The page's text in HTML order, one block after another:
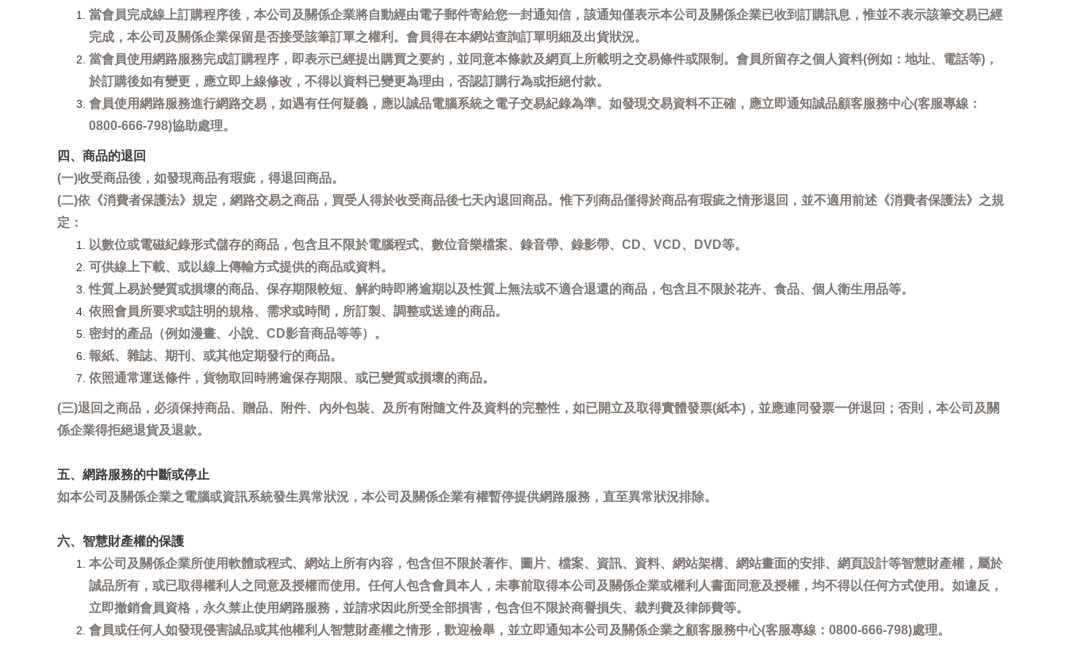
當會員完成線上訂購程序後，本公司及關係企業將自動經由電子郵件寄給您一封通知信，該通知僅表示本公司及關係企業已收到訂購訊息，惟並不表示該筆交易已經
完成，本公司及關係企業保留是否接受該筆訂單之權利。會員得在本網站查詢訂單明細及出貨狀況。
當會員使用網路服務完成訂購程序，即表示已經提出購買之要約，並同意本條款及網頁上所載明之交易條件或限制。會員所留存之個人資料(例如：地址、電話等)，
於訂購後如有變更，應立即上線修改，不得以資料已變更為理由，否認訂購行為或拒絕付款。
會員使用網路服務進行網路交易，如遇有任何疑義，應以誠品電腦系統之電子交易紀錄為準。如發現交易資料不正確，應立即通知誠品顧客服務中心(客服專線：
0800-666-798)協助處理。
四、商品的退回
(一)收受商品後，如發現商品有瑕疵，得退回商品。
(二)依《消費者保護法》規定，網路交易之商品，買受人得於收受商品後七天內退回商品。惟下列商品僅得於商品有瑕疵之情形退回，並不適用前述《消費者保護法》之規
定：
以數位或電磁紀錄形式儲存的商品，包含且不限於電腦程式、數位音樂檔案、錄音帶、錄影帶、CD、VCD、DVD等。
可供線上下載、或以線上傳輸方式提供的商品或資料。
性質上易於變質或損壞的商品、保存期限較短、解約時即將逾期以及性質上無法或不適合退還的商品，包含且不限於花卉、食品、個人衛生用品等。
依照會員所要求或註明的規格、需求或時間，所訂製、調整或送達的商品。
密封的產品（例如漫畫、小說、CD影音商品等等）。
報紙、雜誌、期刊、或其他定期發行的商品。
依照通常運送條件，貨物取回時將逾保存期限、或已變質或損壞的商品。
(三)退回之商品，必須保持商品、贈品、附件、內外包裝、及所有附隨文件及資料的完整性，如已開立及取得實體發票(紙本)，並應連同發票一併退回；否則，本公司及關
係企業得拒絕退貨及退款。
五、網路服務的中斷或停止
如本公司及關係企業之電腦或資訊系統發生異常狀況，本公司及關係企業有權暫停提供網路服務，直至異常狀況排除。
六、智慧財產權的保護
本公司及關係企業所使用軟體或程式、網站上所有內容，包含但不限於著作、圖片、檔案、資訊、資料、網站架構、網站畫面的安排、網頁設計等智慧財產權，屬於
誠品所有，或已取得權利人之同意及授權而使用。任何人包含會員本人，未事前取得本公司及關係企業或權利人書面同意及授權，均不得以任何方式使用。如違反，
立即撤銷會員資格，永久禁止使用網路服務，並請求因此所受全部損害，包含但不限於商譽損失、裁判費及律師費等。
會員或任何人如發現侵害誠品或其他權利人智慧財產權之情形，歡迎檢舉，並立即通知本公司及關係企業之顧客服務中心(客服專線：0800-666-798)處理。